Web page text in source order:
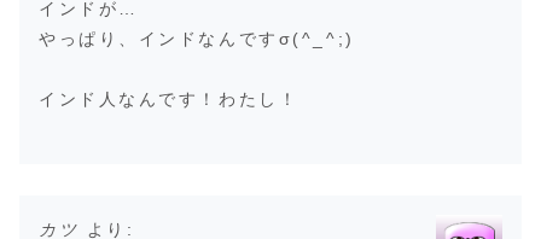
インドが…
やっぱり、インドなんですσ(^_^;)
インド人なんです！わたし！
カツ より: